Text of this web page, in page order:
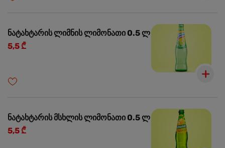
ნატახტარის ლიმნის ლიმონათი 0.5 ლ
5,5 ₾
ნატახტარის მსხლის ლიმონათი 0.5 ლ
5,5 ₾